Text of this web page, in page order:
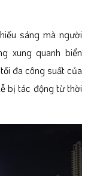
sáng mà người
xung quanh biển
đa công suất của
bị tác động từ thời